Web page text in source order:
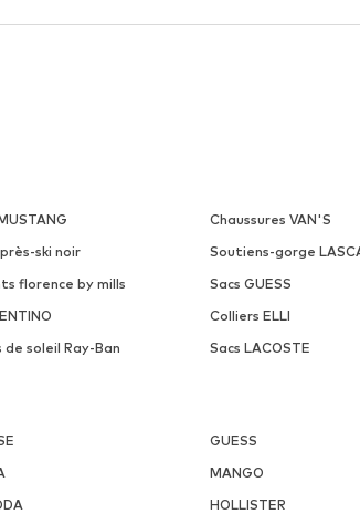
Chaussures VAN'S
ski noir
Soutiens-gorge
florence by mills
Sacs GUESS
Colliers ELLI
soleil Ray-Ban Sacs LACOSTE
GUESS
MANGO
HOLLISTER